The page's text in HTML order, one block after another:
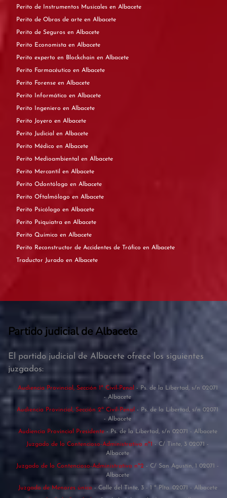
Perito de Instrumentos Musicales en Albacete
Perito de Obras de arte en Albacete
Perito de Seguros en Albacete
Perito Economista en Albacete
Perito experto en Blockchain en Albacete
Perito Farmacéutico en Albacete
Perito Forense en Albacete
Perito Informático en Albacete
Perito Ingeniero en Albacete
Perito Joyero en Albacete
Perito Judicial en Albacete
Perito Médico en Albacete
Perito Medioambiental en Albacete
Perito Mercantil en Albacete
Perito Odontólogo en Albacete
Perito Oftalmólogo en Albacete
Perito Psicólogo en Albacete
Perito Psiquiatra en Albacete
Perito Químico en Albacete
Perito Reconstructor de Accidentes de Tráfico en Albacete
Traductor Jurado en Albacete
Partido judicial de Albacete
El partido judicial de Albacete ofrece los siguientes
juzgados:
Audiencia Provincial, Sección 1ª Civil-Penal - Ps. de la Libertad, s/n 02071
- Albacete
Audiencia Provincial, Sección 2ª Civil-Penal - Ps. de la Libertad, s/n 02071
- Albacete
Audiencia Provincial Presidente - Ps. de la Libertad, s/n 02071 - Albacete
Juzgado de lo Contencioso-Administrativo nº1 - C/ Tinte, 3 02071 -
Albacete
Juzgado de lo Contencioso-Administrativo nº2 - C/ San Agustín, 1 02071 -
Albacete
Juzgado de Menores único - Calle del Tinte, 3 - 1 ª Plta. 02071 - Albacete